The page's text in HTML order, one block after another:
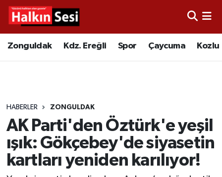
Zonguldak Kdz. Ereğli Spor Çaycuma Kozlu
HABERLER ZONGULDAK
AK Parti'den Öztürk'e yeşil
ışık: Gökçebey'de siyasetin
kartları yeniden karılıyor!
Video
Çaycuma
Alaplı
Asayiş
Merkez Hava Durumu
Tüm Manşetler
Son Dakika Haberleri